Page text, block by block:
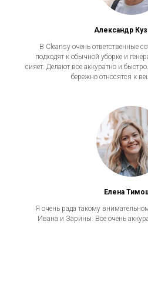
Александр
В Cleansy очень ответственные
подходят к обычной уборке и
сияет. Делают все аккуратно и
бережно относятся к
Елена
Я очень рада такому
Ивана и Зарины. Все очень